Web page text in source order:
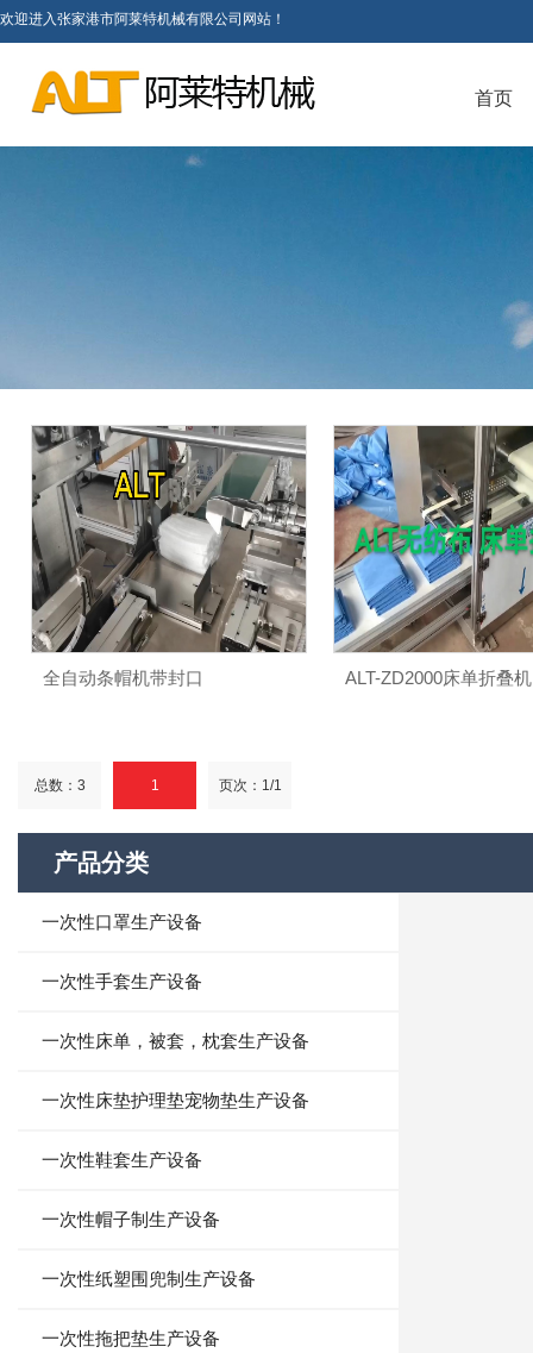
欢迎进入张家港市阿莱特机械有限公司网站！
首页
产品分类
一次性口罩生产设备
一次性手套生产设备
一次性床单，被套，枕套生产设备
一次性床垫护理垫宠物垫生产设备
一次性鞋套生产设备
一次性帽子制生产设备
一次性纸塑围兜制生产设备
一次性拖把垫生产设备
全自动条帽机带封口 ALT-ZD2000床单折叠
总数：3 1 页次：1/1